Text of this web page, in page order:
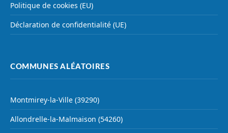
Politique de cookies (EU)
Déclaration de confidentialité (UE)
COMMUNES ALÉATOIRES
Montmirey-la-Ville (39290)
Allondrelle-la-Malmaison (54260)